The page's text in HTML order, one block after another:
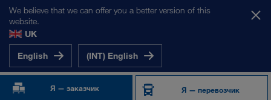
We believe that we can offer you a better version of this
website.
UK
English
(INT) English
Я — заказчик Я — перевозчик